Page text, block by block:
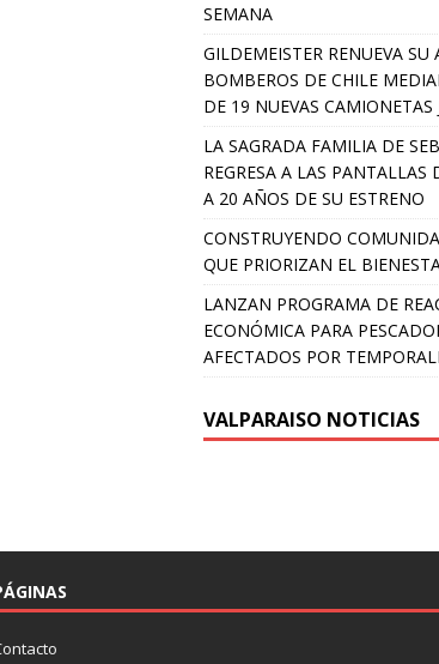
SEMANA
GILDEMEISTER RENUEVA
BOMBEROS DE CHILE
DE 19 NUEVAS CAMIONETAS
LA SAGRADA FAMILIA DE
REGRESA A LAS PANTALLAS
A 20 AÑOS DE SU ESTRENO
CONSTRUYENDO
QUE PRIORIZAN EL
LANZAN PROGRAMA DE
ECONÓMICA PARA
AFECTADOS POR
VALPARAISO NOTICIAS